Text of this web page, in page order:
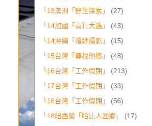
└13澳洲「野生探索」
(27)
└14加國「喜行大溫」
(43)
└14沖繩「婚紗攝影」
(15)
└15台灣「尋找他鄉」
(48)
└16台灣「工作假期」
(213)
└17台灣「工作假期」
(33)
└18台灣「工作假期」
(56)
└18紐西蘭「哈比人回鄉」
(17)